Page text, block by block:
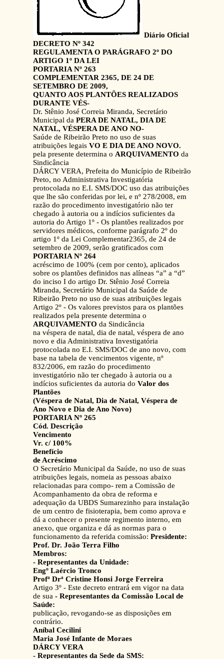
Diário Oficial
DECRETO Nº 342
REGULAMENTA O PARÁGRAFO 2º DO
ARTIGO 1º DA LEI
PORTARIA Nº 263
COMPLEMENTAR 2365, DE 24 DE
SETEMBRO DE 2009,
QUANTO AOS PLANTÕES REALIZADOS
DURANTE VÉS-
Dr. Stênio José Correia Miranda, Secretário
Municipal da PERA DE NATAL, DIA DE
NATAL, VÉSPERA DE ANO NO-
Saúde de Ribeirão Preto no uso de suas
atribuições legais VO E DIA DE ANO NOVO.
pela presente determina o ARQUIVAMENTO da
Sindicância
DÁRCY VERA, Prefeita do Município de Ribeirão
Preto, no Administrativa Investigatória
protocolada no E.I. SMS/DOC uso das atribuições
que lhe são conferidas por lei, e nº 278/2008, em
razão do procedimento investigatório não ter
chegado à autoria ou a indícios suficientes da
autoria do Artigo 1º - Os plantões realizados por
servidores médicos, conforme parágrafo 2º do
artigo 1º da Lei Complementar2365, de 24 de
setembro de 2009, serão gratificados com
PORTARIA Nº 264
acréscimo de 100% (cem por cento), aplicados
sobre os plantões definidos nas alíneas “a” a “d”
do inciso I do artigo Dr. Stênio José Correia
Miranda, Secretário Municipal da Saúde de
Ribeirão Preto no uso de suas atribuições legais
Artigo 2º - Os valores previstos para os plantões
realizados pela presente determina o
ARQUIVAMENTO da Sindicância
na véspera de natal, dia de natal, véspera de ano
novo e dia Administrativa Investigatória
protocolada no E.I. SMS/DOC de ano novo, com
base na tabela de vencimentos vigente, nº
832/2006, em razão do procedimento
investigatório não ter chegado à autoria ou a
indícios suficientes da autoria do Valor dos
Plantões
(Véspera de Natal, Dia de Natal, Véspera de
Ano Novo e Dia de Ano Novo)
PORTARIA Nº 265
Cód. Descrição
Vencimento
Vr. c/ 100%
Benefício
de Acréscimo
O Secretário Municipal da Saúde, no uso de suas
atribuições legais, nomeia as pessoas abaixo
relacionadas para compo- rem a Comissão de
Acompanhamento da obra de reforma e
adequação da UBDS Sumarezinho para instalação
de um centro de fisioterapia, bem como aprova e
dá a conhecer o presente regimento interno, em
anexo, que organiza e dá as normas para o
funcionamento da referida comissão: Presidente:
Prof. Dr. João Terra Filho
Membros:
- Representantes da Unidade:
Engº Laércio Tronco
Profª Drª Cristine Honsi Jorge Ferreira
Artigo 3º - Este decreto entrará em vigor na data
de sua - Representantes da Comissão Local de
Saúde:
publicação, revogando-se as disposições em
contrário.
Aníbal Cecilini
Maria José Infante de Moraes
DÁRCY VERA
- Representantes da Sede da SMS: